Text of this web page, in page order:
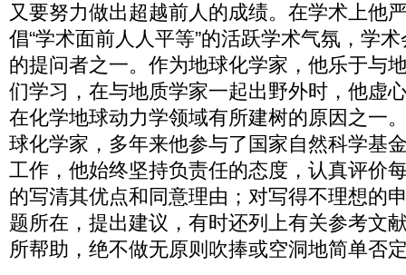
又要努力做出超越前人的成绩。在学术上他
倡“学术面前人人平等”的活跃学术气氛，学
的提问者之一。作为地球化学家，他乐于与
们学习，在与地质学家一起出野外时，他虚
在化学地球动力学领域有所建树的原因之一
球化学家，多年来他参与了国家自然科学基
工作，他始终坚持负责任的态度，认真评价
的写清其优点和同意理由；对写得不理想的
题所在，提出建议，有时还列上有关参考文
所帮助，绝不做无原则吹捧或空洞地简单否